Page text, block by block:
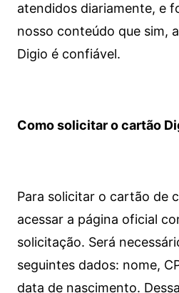
atendidos diariamente, e
nosso conteúdo que sim,
Digio é confiável.
Como solicitar o cartão
Para solicitar o cartão de
acessar a página oficial
solicitação. Será
seguintes dados: nome,
data de nascimento.